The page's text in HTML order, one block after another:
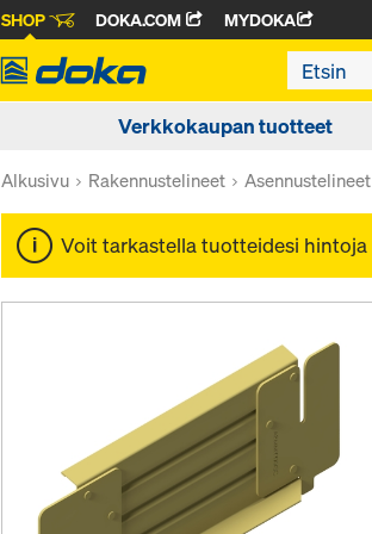
SHOP DOKA.COM MYDOKA
Verkkokaupan tuotteet
Alkusivu Rakennustelineet Asennustelineet
Voit tarkastella tuotteidesi hintoja